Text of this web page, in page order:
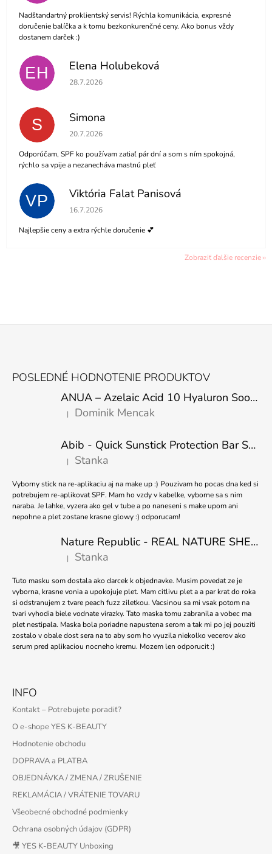
Nadštandartný proklientský servis! Rýchla komunikácia, expresné
doručenie balíčka a k tomu bezkonkurenčné ceny. Ako bonus vždy
dostanem darček :)
EH Elena Holubeková
Hodnotenie obchodu je 5 z 5 hviezdičiek.
28.7.2026
S Simona
Hodnotenie obchodu je 5 z 5 hviezdičiek.
20.7.2026
Odporúčam, SPF ko používam zatiaľ pár dní a som s ním spokojná,
rýchlo sa vpije a nezanecháva mastnú pleť
VP Viktória Falat Panisová
Hodnotenie obchodu je 5 z 5 hviezdičiek.
16.7.2026
Najlepšie ceny a extra rýchle doručenie 💕
Zobraziť ďalšie recenzie
POSLEDNÉ HODNOTENIE PRODUKTOV
ANUA – Azelaic Acid 10 Hyaluron Soothing Serum – 30 ml
Hodnotenie produktu je 5 z 5 hviezdičiek.
| Dominik Mencak
Abib - Quick Sunstick Protection Bar SPF50+ PA++++ 22g
Hodnotenie produktu je 5 z 5 hviezdičiek.
| Stanka
Vyborny stick na re-aplikaciu aj na make up :) Pouzivam ho pocas dna ked si
potrebujem re-aplikovat SPF. Mam ho vzdy v kabelke, vyborne sa s nim
naraba. Je lahke, vyzera ako gel v tube a po naneseni s make upom ani
nepohne a plet zostane krasne glowy :) odporucam!
Nature Republic - REAL NATURE SHEET MASK TEA TREE 23ml
Hodnotenie produktu je 5 z 5 hviezdičiek.
| Stanka
Tuto masku som dostala ako darcek k objednavke. Musim povedat ze je
vyborna, krasne vonia a upokojuje plet. Mam citlivu plet a a par krat do roka
si odstranujem z tvare peach fuzz ziletkou. Vacsinou sa mi vsak potom na
tvari vyhodia biele vodnate virazky. Tato maska tomu zabranila a vobec ma
plet nestipala. Maska bola poriadne napustena serom a tak mi po jej pouziti
zostalo v obale dost sera na to aby som ho vyuzila niekolko vecerov ako
serum pred aplikaciou nocneho kremu. Mozem len odporucit :)
INFO
Kontakt – Potrebujete poradiť?
O e-shope YES K-BEAUTY
Hodnotenie obchodu
DOPRAVA a PLATBA
OBJEDNÁVKA / ZMENA / ZRUŠENIE
REKLAMÁCIA / VRÁTENIE TOVARU
Všeobecné obchodné podmienky
Ochrana osobných údajov (GDPR)
🎥 YES K-BEAUTY Unboxing